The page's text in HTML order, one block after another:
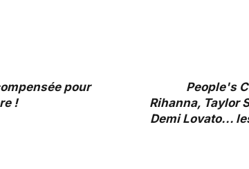
pour
!
People's
Rihanna, Taylor
Demi Lovato...